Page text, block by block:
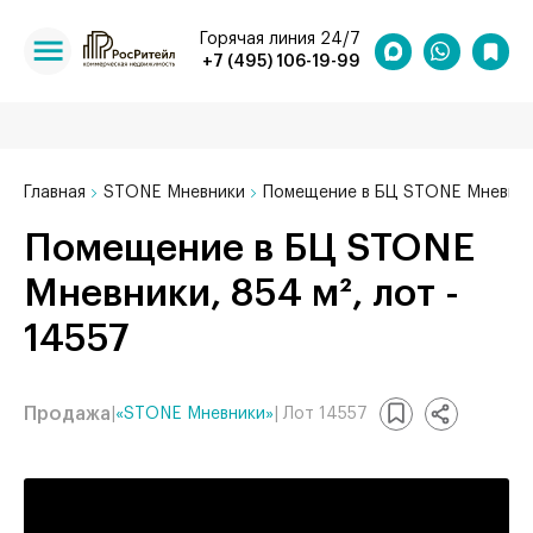
+7 (495) 106-19-99
Горячая линия 24/7
Главная STONE Мневники Помещение в БЦ STONE
Помещение в БЦ STONE
Мневники, 854 м², лот -
14557
Продажа «STONE Мневники» | Лот 14557